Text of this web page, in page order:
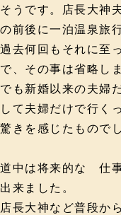
そうです。店長大神
の前後に一泊温泉旅
過去何回もそれに至
で、その事は省略し
でも新婚以来の夫婦
して夫婦だけで行く
驚きを感じたものでし
道中は将来的な 仕
出来ました。
店長大神など普段か